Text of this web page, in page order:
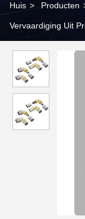
Huis > Producten
Vervaardiging Uit
pijpleiding voor